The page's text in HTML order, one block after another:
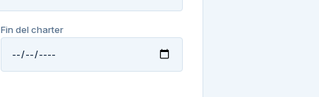
Fin del charter